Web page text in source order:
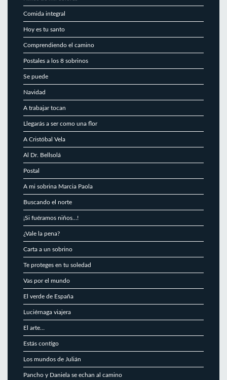
Comida integral
Hoy es tu santo
Comprendiendo el camino
Postales a los 8 sobrinos
Se puede
Navidad
A trabajar tocan
Llegarás a ser como una flor
A Cristóbal Vela
Al Dr. Bellsolá
Postal
A mi sobrina Marcia Paola
Buscando el norte
¡Si fuéramos niños…!
¿Vale la pena?
Carta a un sobrino
Te proteges en tu soledad
Vas por el mundo
El verde de España
Luciérnaga viajera
El arte…
Estás contigo
Los mundos de Julián
Pancho y Daniela se echan al camino